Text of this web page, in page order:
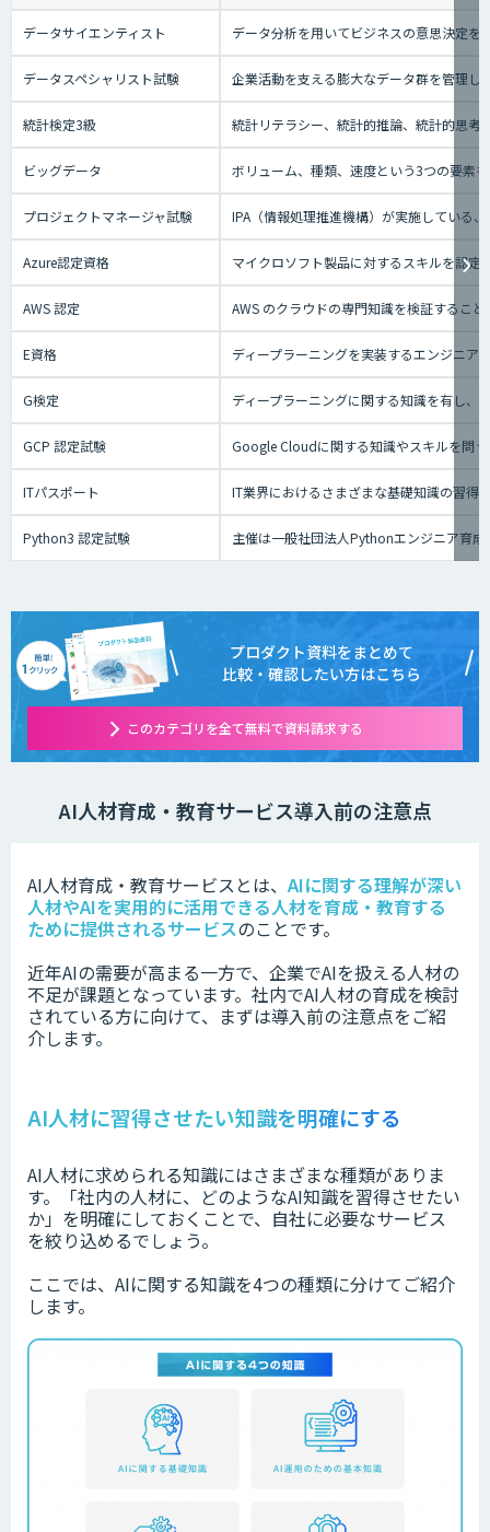
データサイエンティスト データ分析を用いてビジネスの意思決定
データスペシャリスト試験 企業活動を支える膨大なデータ群を管理し
統計検定3級 統計リテラシー、統計的推論、統計的思考
ビッグデータ ボリューム、種類、速度という3つの要素
プロジェクトマネージャ試験 IPA（情報処理推進機構）が実施している
Azure認定資格 マイクロソフト製品に対するスキルを認
AWS 認定 AWS のクラウドの専門知識を検証するこ
E資格 ディープラーニングを実装するエンジニア
G検定 ディープラーニングに関する知識を有し
GCP 認定試験 Google Cloudに関する知識やスキルを問
ITパスポート IT業界におけるさまざまな基礎知識の習得
Python3 認定試験 主催は一般社団法人Pythonエンジニア育
プロダクト資料をまとめて
比較・確認したい方はこちら
このカテゴリを全て無料で資料請求する
AI人材育成・教育サービス導入前の注意点
AI人材育成・教育サービスとは、 AIに関する理解が深い
人材やAIを実用的に活用できる人材を育成・教育する
ために提供されるサービスのことです。
近年AIの需要が高まる一方で、企業でAIを扱える人材の
不足が課題となっています。社内でAI人材の育成を検討
されている方に向けて、まずは導入前の注意点をご紹
介します。
AI人材に習得させたい知識を明確にする
AI人材に求められる知識にはさまざまな種類がありま
す。「社内の人材に、どのようなAI知識を習得させたい
か」を明確にしておくことで、自社に必要なサービス
を絞り込めるでしょう。
ここでは、AIに関する知識を4つの種類に分けてご紹介
します。